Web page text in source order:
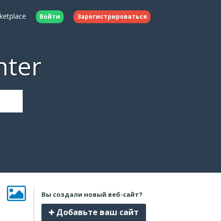
Войти Зарегистрироваться
Вы создали новый веб-сайт?
Добавьте ваш сайт